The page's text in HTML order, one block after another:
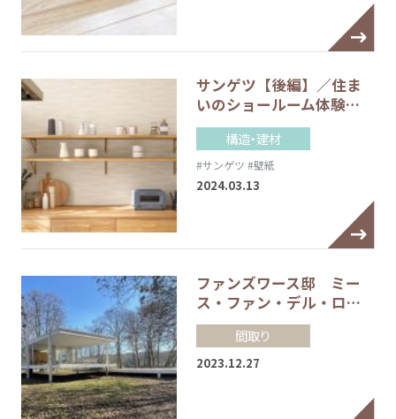
サンゲツ【後編】／住ま
いのショールーム体験…
構造・建材
#サンゲツ #壁紙
2024.03.13
ファンズワース邸 ミー
ス・ファン・デル・ロ…
間取り
2023.12.27